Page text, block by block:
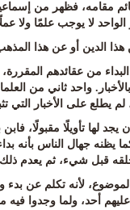
مقامه، فظهر من
لا يوجب علمًا ولا
الدين أو عن هذا
من عقائدهم المقررة،
واحد ثاني من
لم يطلع على الأخبار التي
لها تأويلًا مقبولًا،
يظنه جهال الناس بأنه
قبل شيء، ثم يعدم
لأنه تكلم عن بدء
عليهم أحد، ولما وجدوا